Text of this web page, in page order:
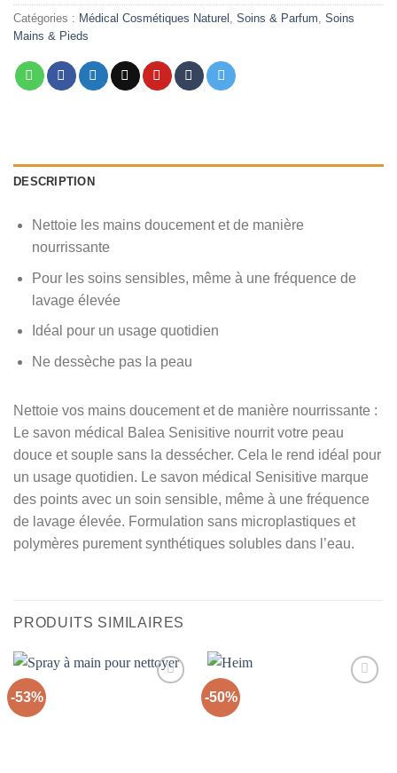
était :
est :
Catégories : Médical Cosmétiques Naturel , Soins & Parfum, Soins
Mains & Pieds
DESCRIPTION
Nettoie les mains doucement et de manière
nourrissante
Pour les soins sensibles, même à une fréquence de
lavage élevée
Idéal pour un usage quotidien
Ne dessèche pas la peau
Nettoie vos mains doucement et de manière nourrissante :
Le savon médical Balea Senisitive nourrit votre peau
douce et souple sans la dessécher. Cela le rend idéal pour
un usage quotidien. Le savon médical Senisitive marque
des points avec un soin sensible, même à une fréquence
de lavage élevée. Formulation sans microplastiques et
polymères purement synthétiques solubles dans l’eau.
PRODUITS SIMILAIRES
-53% -50%